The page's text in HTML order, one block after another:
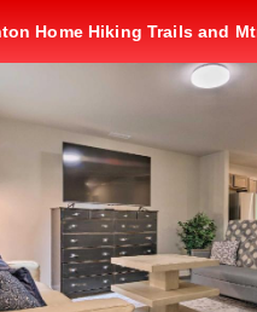
Home Hiking Trails and